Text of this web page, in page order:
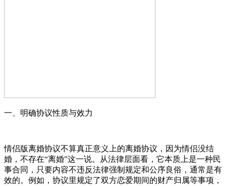
一、明确协议性质与效力
情侣版离婚协议不算真正意义上的离婚协议，因为情侣没结
婚，不存在“离婚”这一说。从法律层面看，它本质上是一种民
事合同，只要内容不违反法律强制规定和公序良俗，通常是有
效的。例如，协议里规定了双方恋爱期间的财产归属等事项，